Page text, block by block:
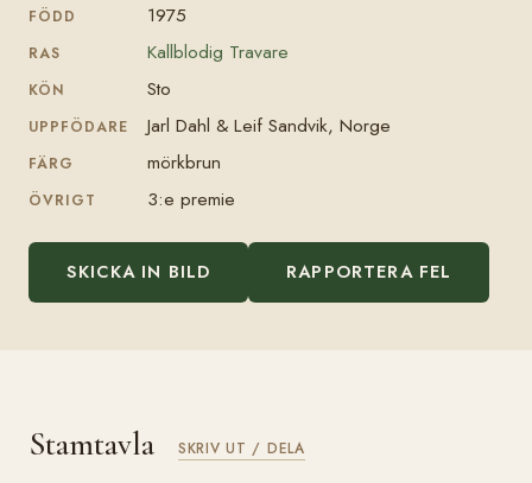
FÖDD 1975
RAS Kallblodig Travare
KÖN Sto
UPPFÖDARE Jarl Dahl & Leif Sandvik, Norge
FÄRG mörkbrun
ÖVRIGT 3:e premie
SKICKA IN BILD RAPPORTERA FEL
Stamtavla SKRIV UT / DELA